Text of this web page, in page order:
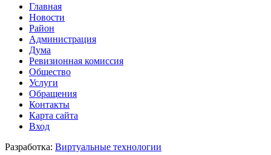
Главная
Новости
Район
Администрация
Дума
Ревизионная комиссия
Общество
Услуги
Обращения
Контакты
Карта сайта
Вход
Разработка: Виртуальные технологии